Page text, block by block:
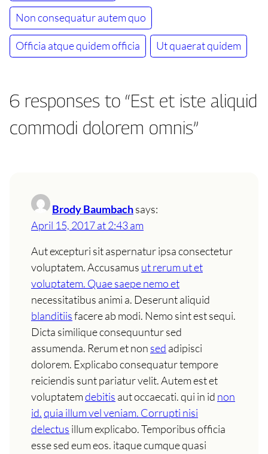
Non consequatur autem quo
Officia atque quidem officia Ut quaerat quidem
6 responses to “Est et iste aliquid
commodi dolorem omnis”
Brody Baumbachsays:
April 15, 2017 at 2:43 am
Aut excepturi sit aspernatur ipsa consectetur
voluptatem. Accusamus ut rerum ut et
voluptatem. Quae saepe nemo et
necessitatibus animi a. Deserunt aliquid
blanditiisfacere ab modi. Nemo sint est sequi.
Dicta similique consequuntur sed
assumenda. Rerum et non sed adipisci
dolorem. Explicabo consequatur tempore
reiciendis sunt pariatur velit. Autem est et
voluptatemdebitis aut occaecati. qui in id non
id.quia illum vel veniam. Corrupti nisi
delectus illum explicabo. Temporibus officia
esse sed eum eos. itaque cumque quasi